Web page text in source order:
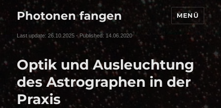
Photonen fangen MENÜ
Last update: 26.10.2025 - Published: 14.06.2020
Optik und Ausleuchtung
des Astrographen in der
Praxis